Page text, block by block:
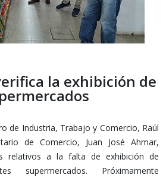
la exhibición de
de Industria, Trabajo y Comercio, Raúl
de Comercio, Juan José Ahmar,
relativos a la falta de exhibición de
supermercados. Próximamente